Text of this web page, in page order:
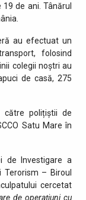
de ani. Tânărul
au efectuat un
folosind
colegii noștri au
de casă, 275
către polițiștii de
Satu Mare în
de Investigare a
Terorism – Biroul
cercetat
de operațiuni cu